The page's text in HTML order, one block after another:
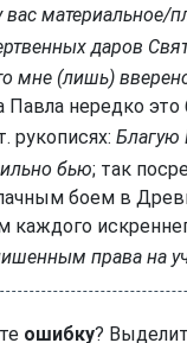
вас материальное/
даров
мне (лишь)
Павла нередко
рукописях: Благую
бью; так
боем в
каждого
права на
ошибку?